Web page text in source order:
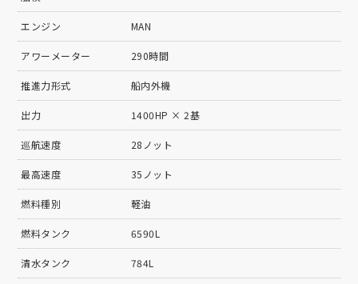
エンジン MAN
アワーメーター 290時間
推進力形式 船内外機
出力 1400HP × 2基
巡航速度 28ノット
最高速度 35ノット
燃料種別 軽油
燃料タンク 6590L
清水タンク 784L